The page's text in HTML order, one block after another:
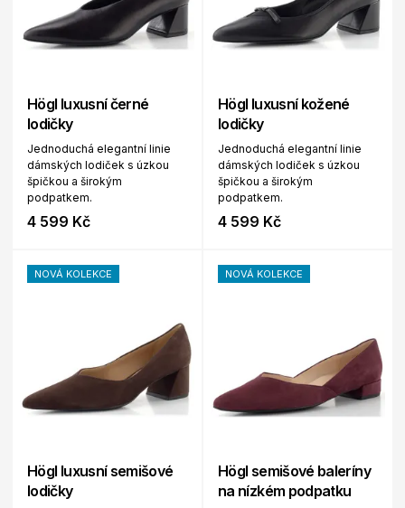
Högl luxusní černé
lodičky
Jednoduchá elegantní linie
dámských lodiček s úzkou
špičkou a širokým
podpatkem.
4 599 Kč
Högl luxusní kožené
lodičky
Jednoduchá elegantní linie
dámských lodiček s úzkou
špičkou a širokým
podpatkem.
4 599 Kč
NOVÁ KOLEKCE
Högl luxusní semišové
lodičky
NOVÁ KOLEKCE
Högl semišové baleríny
na nízkém podpatku